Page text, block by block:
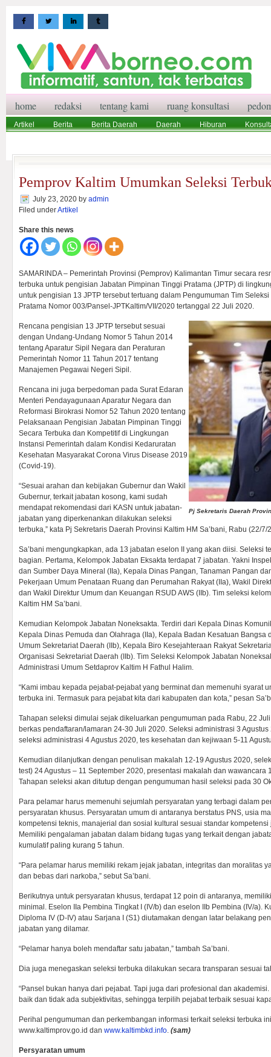
home redaksi tentang kami ruang konsultasi
Artikel Berita Berita Daerah Daerah Hiburan
Pemprov Kaltim Umumkan Seleksi
July 23, 2020 by admin
Filed underArtikel
Share this news
SAMARINDA – Pemerintah Provinsi (Pemprov) Kalimantan Timur secara
terbuka untuk pengisian Jabatan Pimpinan Tinggi Pratama (JPTP) di
untuk pengisian 13 JPTP tersebut tertuang dalam Pengumuman Tim
Pratama Nomor 003/Pansel-JPTKaltim/VII/2020 tertanggal 22 Juli 2020.
Pj Sekretaris Daerah
Rencana pengisian 13 JPTP tersebut sesuai
dengan Undang-Undang Nomor 5 Tahun 2014
tentang Aparatur Sipil Negara dan Peraturan
Pemerintah Nomor 11 Tahun 2017 tentang
Manajemen Pegawai Negeri Sipil.
Rencana ini juga berpedoman pada Surat Edaran
Menteri Pendayagunaan Aparatur Negara dan
Reformasi Birokrasi Nomor 52 Tahun 2020 tentang
Pelaksanaan Pengisian Jabatan Pimpinan Tinggi
Secara Terbuka dan Kompetitif di Lingkungan
Instansi Pemerintah dalam Kondisi Kedaruratan
Kesehatan Masyarakat Corona Virus Disease 2019
(Covid-19).
“Sesuai arahan dan kebijakan Gubernur dan Wakil
Gubernur, terkait jabatan kosong, kami sudah
mendapat rekomendasi dari KASN untuk jabatan-
jabatan yang diperkenankan dilakukan seleksi
terbuka,” kata Pj Sekretaris Daerah Provinsi Kaltim HM Sa’bani, Rabu (22/7/
Sa’bani mengungkapkan, ada 13 jabatan eselon II yang akan diisi. Seleksi
bagian. Pertama, Kelompok Jabatan Eksakta terdapat 7 jabatan. Yakni
dan Sumber Daya Mineral (IIa), Kepala Dinas Pangan, Tanaman Pangan
Pekerjaan Umum Penataan Ruang dan Perumahan Rakyat (IIa), Wakil
dan Wakil Direktur Umum dan Keuangan RSUD AWS (IIb). Tim seleksi
Kaltim HM Sa’bani.
Kemudian Kelompok Jabatan Noneksakta. Terdiri dari Kepala Dinas
Kepala Dinas Pemuda dan Olahraga (IIa), Kepala Badan Kesatuan Bangsa
Umum Sekretariat Daerah (IIb), Kepala Biro Kesejahteraan Rakyat
Organisasi Sekretariat Daerah (IIb). Tim Seleksi Kelompok Jabatan
Administrasi Umum Setdaprov Kaltim H Fathul Halim.
“Kami imbau kepada pejabat-pejabat yang berminat dan memenuhi syarat
terbuka ini. Termasuk para pejabat kita dari kabupaten dan kota,” pesan
Tahapan seleksi dimulai sejak dikeluarkan pengumuman pada Rabu, 22
berkas pendaftaran/lamaran 24-30 Juli 2020. Seleksi administrasi 3
seleksi administrasi 4 Agustus 2020, tes kesehatan dan kejiwaan 5-11
Kemudian dilanjutkan dengan penulisan makalah 12-19 Agustus 2020,
test) 24 Agustus – 11 September 2020, presentasi makalah dan wawancara
Tahapan seleksi akan ditutup dengan pengumuman hasil seleksi pada 30
Para pelamar harus memenuhi sejumlah persyaratan yang terbagi dalam
persyaratan khusus. Persyaratan umum di antaranya berstatus PNS, usia
kompetensi teknis, manajerial dan sosial kultural sesuai standar
Memiliki pengalaman jabatan dalam bidang tugas yang terkait dengan
kumulatif paling kurang 5 tahun.
“Para pelamar harus memiliki rekam jejak jabatan, integritas dan moralitas
dan bebas dari narkoba,” sebut Sa’bani.
Berikutnya untuk persyaratan khusus, terdapat 12 poin di antaranya,
minimal. Eselon IIa Pembina Tingkat I (IV/b) dan eselon IIb Pembina (IV/a).
Diploma IV (D-IV) atau Sarjana I (S1) diutamakan dengan latar belakang
jabatan yang dilamar.
“Pelamar hanya boleh mendaftar satu jabatan,” tambah Sa’bani.
Dia juga menegaskan seleksi terbuka dilakukan secara transparan sesuai
“Pansel bukan hanya dari pejabat. Tapi juga dari profesional dan
baik dan tidak ada subjektivitas, sehingga terpilih pejabat terbaik sesuai
Perihal pengumuman dan perkembangan informasi terkait seleksi terbuka
www.kaltimprov.go.id dan www.kaltimbkd.info. (sam)
Persyaratan umum